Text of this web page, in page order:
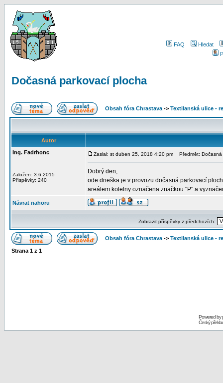
FAQ
Hledat
Dočasná parkovací plocha
Obsah fóra Chrastava -> Textilanská ulice -
Autor
Ing. Fadrhonc
Založen: 3.6.2015
Příspěvky: 240
Zaslal: st duben 25, 2018 4:20 pm Předmět:
Dobrý den,
ode dneška je v provozu dočasná parkovací
areálem kotelny označena značkou "P" a
Návrat nahoru
Zobrazit příspěvky z předchozích:
Obsah fóra Chrastava -> Textilanská ulice -
Strana 1 z 1
Powered by
Český